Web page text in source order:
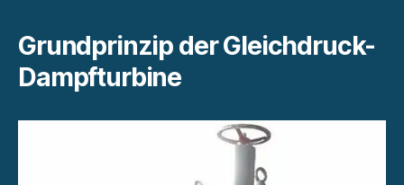
Grundprinzip der Gleichdruck-
Dampfturbine